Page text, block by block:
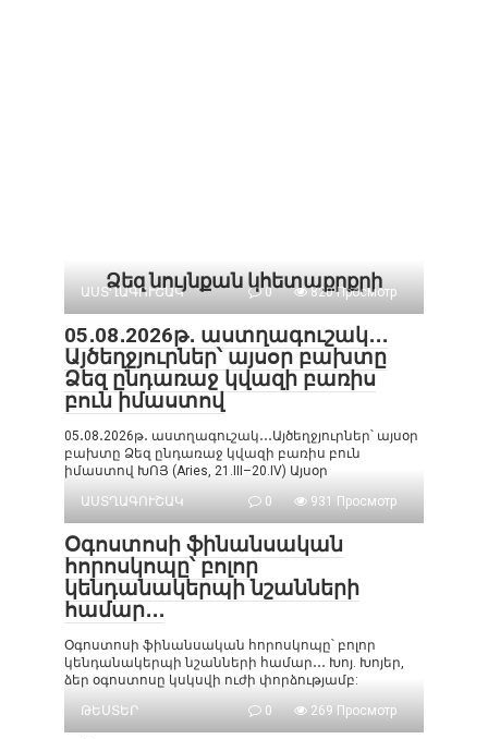
Ձեզ նույնքան կհետաքրքրի
ԱՍՏՂԱԳՈՒՇԱԿ 0 820 Просмотр
05․08․2026թ․ աստղագուշակ․․․
Այծեղջյուրներ՝ այսօր բախտը
Ձեզ ընդառաջ կվազի բառիս
բուն իմաստով
05․08․2026թ․ աստղագուշակ․․․Այծեղջյուրներ՝ այսօր
բախտը Ձեզ ընդառաջ կվազի բառիս բուն
իմաստով ԽՈՅ (Aries, 21.III–20.IV) Այսօր
ԱՍՏՂԱԳՈՒՇԱԿ
0 931 Просмотр
Օգոստոսի ֆինանսական
հորոսկոպը՝ բոլոր
կենդանակերպի նշանների
համար․․․
Օգոստոսի ֆինանսական հորոսկոպը՝ բոլոր
կենդանակերպի նշանների համար․․․ Խոյ. Խոյեր,
ձեր օգոստոսը կսկսվի ուժի փորձությամբ:
ԹԵՍՏԵՐ
0 269 Просмотр